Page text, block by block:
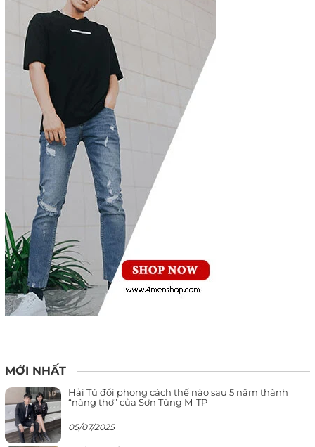
MỚI NHẤT
Hải Tú đổi phong cách thế nào sau 5 năm thành
“nàng thơ” của Sơn Tùng M-TP
05/07/2025